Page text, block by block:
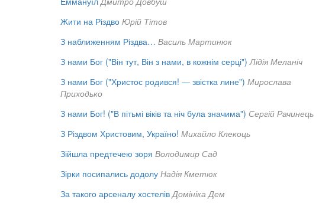
Жити на Різдво Юрій Тітов
З наближенням Різдва… Василь Мартинюк
З нами Бог ("Він тут, Він з нами, в кожнім серці") Лідія Меланіч
З нами Бог ("Христос родився! — звістка лине") Мирослава
Приходько
З нами Бог! ("В пітьмі віків та ніч була значима") Сергій Рачинець
З Різдвом Христовим, Україно! Михайло Клекоць
Зійшла предтечею зоря Володимир Сад
Зірки посипались додолу Надія Кметюк
За такого арсеналу хостелів Домініка Дем